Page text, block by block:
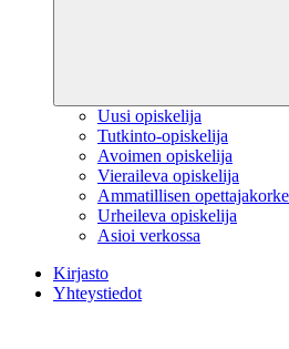
Uusi opiskelija
Tutkinto-opiskelija
Avoimen opiskelija
Vieraileva opiskelija
Ammatillisen
Urheileva opiskelija
Asioi verkossa
Kirjasto
Yhteystiedot